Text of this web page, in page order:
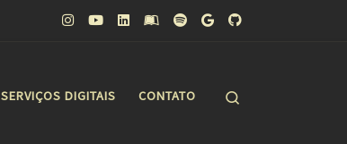
SERVIÇOS DIGITAIS CONTATO